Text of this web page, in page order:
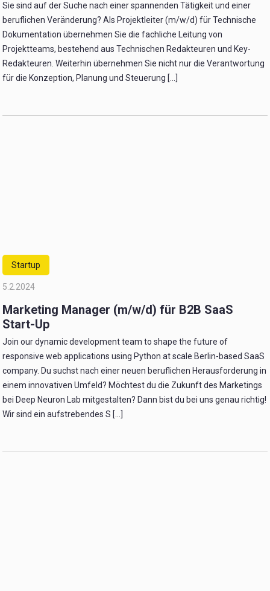
Sie sind auf der Suche nach einer spannenden Tätigkeit und einer
beruflichen Veränderung? Als Projektleiter (m/w/d) für Technische
Dokumentation übernehmen Sie die fachliche Leitung von
Projektteams, bestehend aus Technischen Redakteuren und Key-
Redakteuren. Weiterhin übernehmen Sie nicht nur die Verantwortung
für die Konzeption, Planung und Steuerung [...]
Startup
5.2.2024
Marketing Manager (m/w/d) für B2B SaaS
Start-Up
Join our dynamic development team to shape the future of
responsive web applications using Python at scale Berlin-based SaaS
company. Du suchst nach einer neuen beruflichen Herausforderung in
einem innovativen Umfeld? Möchtest du die Zukunft des Marketings
bei Deep Neuron Lab mitgestalten? Dann bist du bei uns genau richtig!
Wir sind ein aufstrebendes S [...]